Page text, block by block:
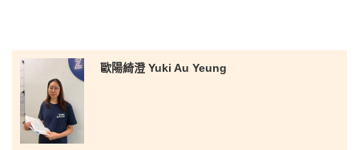
歐陽綺澄 Yuki Au Yeung